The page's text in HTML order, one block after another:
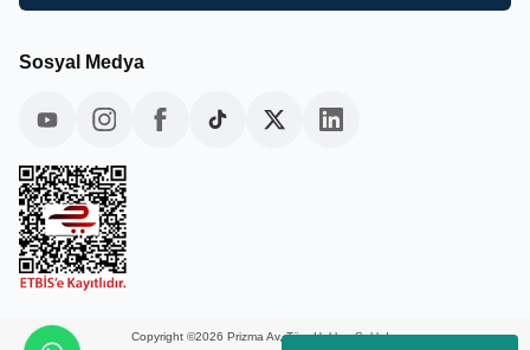
Sosyal Medya
Copyright ©2026 Prizma Av, Tüm Hakları Saklıdır.